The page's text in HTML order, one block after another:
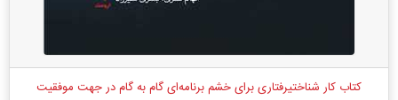
کتاب کار شناختیرفتاری برای خشم برنامه‌ای گام به گام در جهت موفقیت